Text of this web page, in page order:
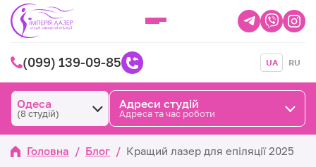
(099) 139-09-85 UA RU
Одеса
(8 студій)
Адреси студій
Адреса та час роботи
Головна / Блог / Кращий лазер для епіляції 2025